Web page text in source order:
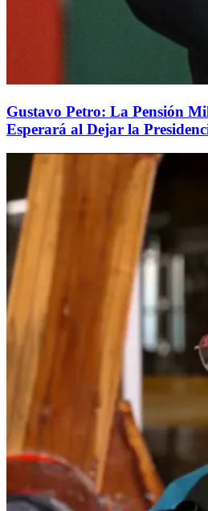
Gustavo Petro: La Pensión
Esperará al Dejar la